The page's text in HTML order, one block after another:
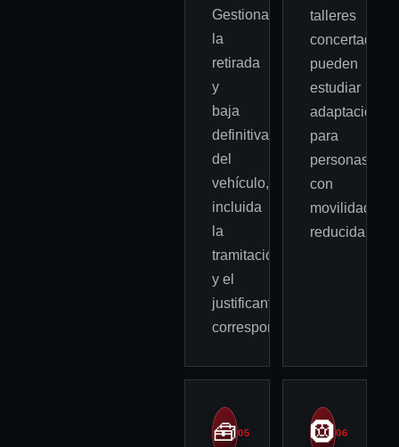
Gestionamos
la
retirada
y
baja
definitiva
del
vehículo,
incluida
la
tramitación
y el
justificante
correspondiente.
talleres
concertados
pueden
estudiar
adaptaciones
para
personas
con
movilidad
reducida.
🧰05 🛞06